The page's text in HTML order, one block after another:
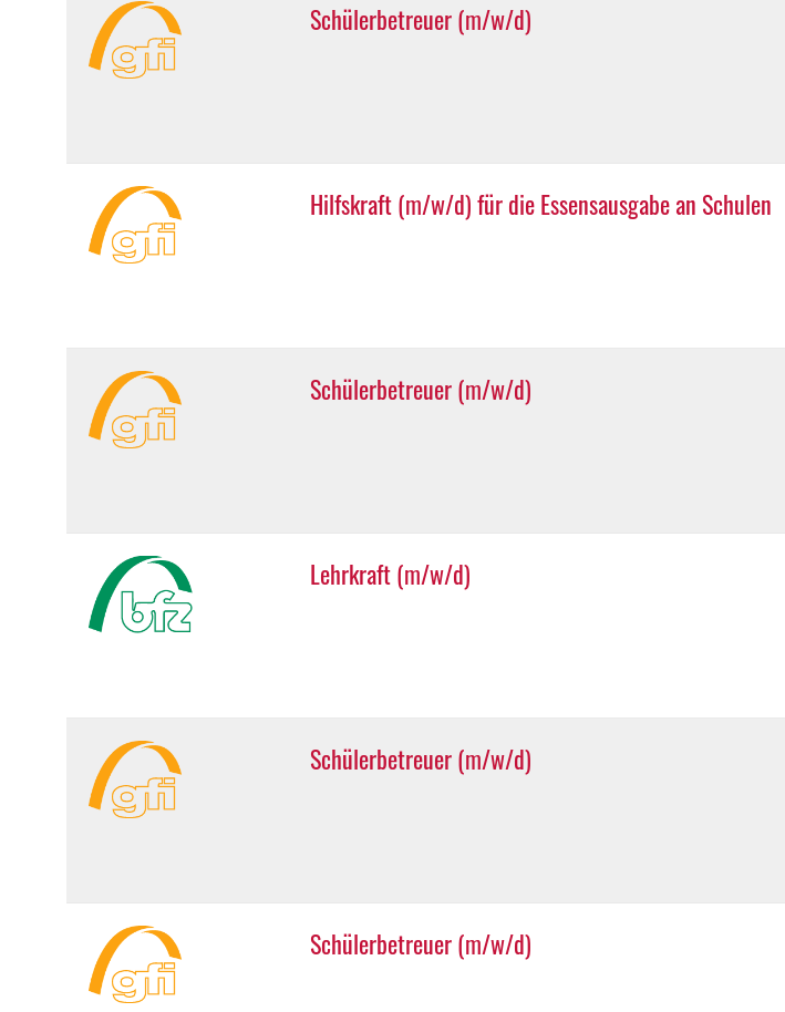
Schülerbetreuer (m/w/d)
Hilfskraft (m/w/d) für die Essensausgabe an Schulen
Schülerbetreuer (m/w/d)
Lehrkraft (m/w/d)
Schülerbetreuer (m/w/d)
Schülerbetreuer (m/w/d)